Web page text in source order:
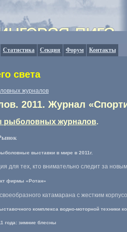
Статистика Секция Форум Контакты
света
журналов
2011. Журнал
рыболовных журналов.
выставки в мире в 2011г.
для тех, кто внимательно следит за
фирмы «Ротан»
катамарана с жестким
комплекса водно-моторной техники
года: зимние блесны